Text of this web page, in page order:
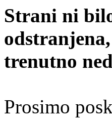
Strani ni
trenutno
Prosimo